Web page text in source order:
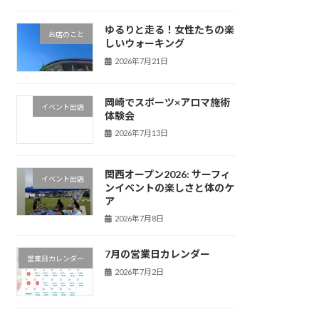
お店のこと
ゆるりと走る！女性たちの楽
しいウォーキング
2026年7月21日
イベント出店
岡崎でスポーツ×アロマ施術
体験会
2026年7月13日
イベント出店
関西オープン2026: サーフィ
ンイベントの楽しさと体のケ
ア
2026年7月8日
営業日カレンダー 7月の営業日カレンダー
2026年7月2日